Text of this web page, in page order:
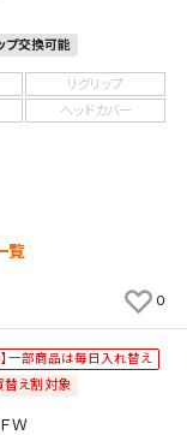
プ交換可能
リグリップ
ヘッドカバー
覧
0
】一部商品は毎日入れ替え
替え割対象
ＦＷ
条件一覧」に